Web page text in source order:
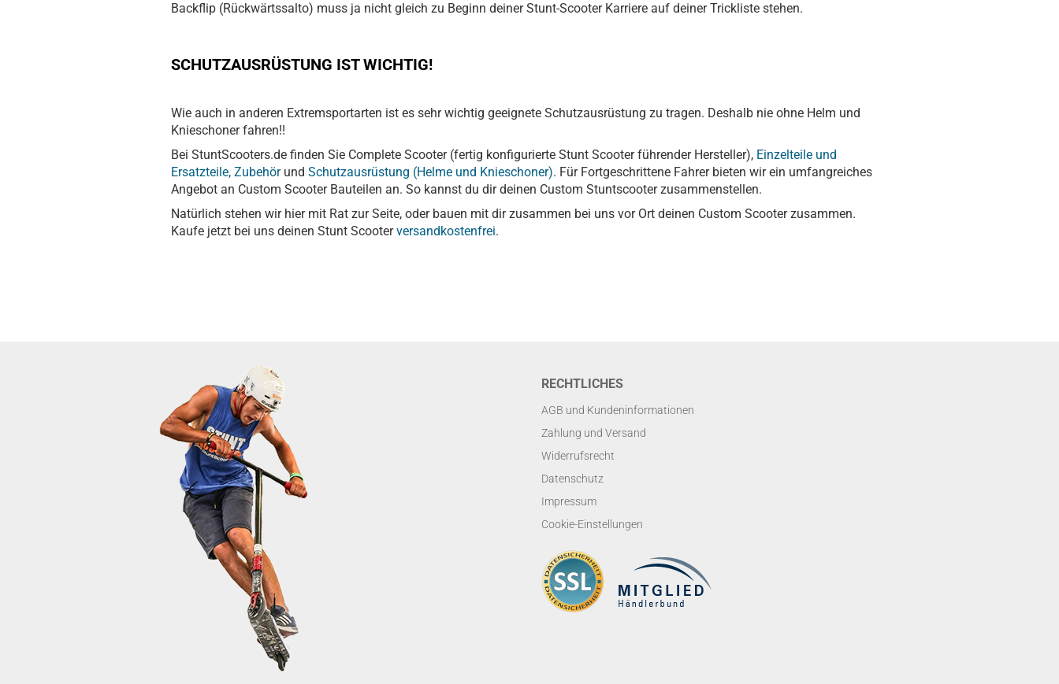
Backflip (Rückwärtssalto) muss ja nicht gleich zu Beginn deiner Stunt-Scooter Karriere auf deiner Trickliste stehen.
SCHUTZAUSRÜSTUNG IST WICHTIG!
Wie auch in anderen Extremsportarten ist es sehr wichtig geeignete Schutzausrüstung zu tragen. Deshalb nie ohne Helm und
Knieschoner fahren!!
Bei StuntScooters.de finden Sie Complete Scooter (fertig konfigurierte Stunt Scooter führender Hersteller), Einzelteile und
Ersatzteile, Zubehörund Schutzausrüstung (Helme und Knieschoner). Für Fortgeschrittene Fahrer bieten wir ein umfangreiches
Angebot an Custom Scooter Bauteilen an. So kannst du dir deinen Custom Stuntscooter zusammenstellen.
Natürlich stehen wir hier mit Rat zur Seite, oder bauen mit dir zusammen bei uns vor Ort deinen Custom Scooter zusammen.
Kaufe jetzt bei uns deinen Stunt Scooterversandkostenfrei.
RECHTLICHES
AGB und Kundeninformationen
Zahlung und Versand
Widerrufsrecht
Datenschutz
Impressum
Cookie-Einstellungen